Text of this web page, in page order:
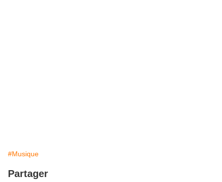
#Musique
Partager